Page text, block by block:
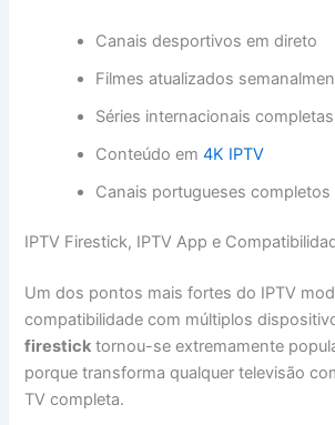
Canais desportivos em direto
Filmes atualizados
Séries internacionais completas
Conteúdo em4K IPTV
Canais portugueses completos
IPTV Firestick, IPTV App e
Um dos pontos mais fortes do IPTV
compatibilidade com múltiplos
firestick tornou-se extremamente
porque transforma qualquer televisão
TV completa.